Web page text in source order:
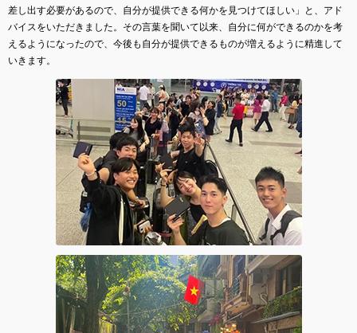
差し出す必要があるので、自分が提供できる何かを見つけてほしい」と、アド
バイスをいただきました。その言葉を聞いて以来、自分に何ができるのかを考
えるようになったので、今後も自分が提供できるものが増えるように精進して
いきます。